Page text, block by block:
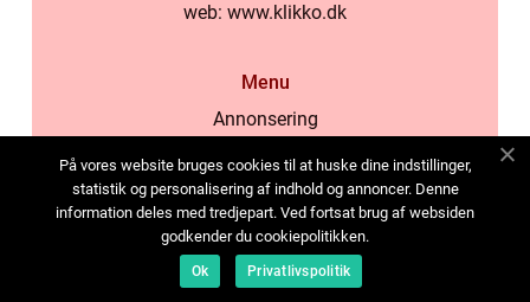
web: www.klikko.dk
Menu
Annonsering
Cookies
Kontakta oss
Sitemap
På vores website bruges cookies til at huske dine indstillinger,
statistik og personalisering af indhold og annoncer. Denne
information deles med tredjepart. Ved fortsat brug af websiden
godkender du cookiepolitikken.
Ok Privatlivspolitik